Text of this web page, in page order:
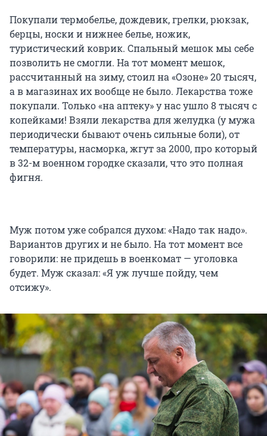
Покупали термобелье, дождевик, грелки, рюкзак,
берцы, носки и нижнее белье, ножик,
туристический коврик. Спальный мешок мы себе
позволить не смогли. На тот момент мешок,
рассчитанный на зиму, стоил на «Озоне» 20 тысяч,
а в магазинах их вообще не было. Лекарства тоже
покупали. Только «на аптеку» у нас ушло 8 тысяч с
копейками! Взяли лекарства для желудка (у мужа
периодически бывают очень сильные боли), от
температуры, насморка, жгут за 2000, про который
в 32-м военном городке сказали, что это полная
фигня.
Муж потом уже собрался духом: «Надо так надо».
Вариантов других и не было. На тот момент все
говорили: не придешь в военкомат — уголовка
будет. Муж сказал: «Я уж лучше пойду, чем
отсижу».